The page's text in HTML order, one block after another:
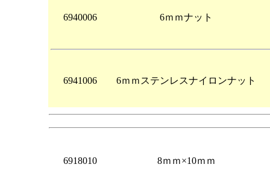
6940006 6ｍｍナット
6941006 6ｍｍステンレスナイロンナット
6918010 8ｍｍ×10ｍｍ